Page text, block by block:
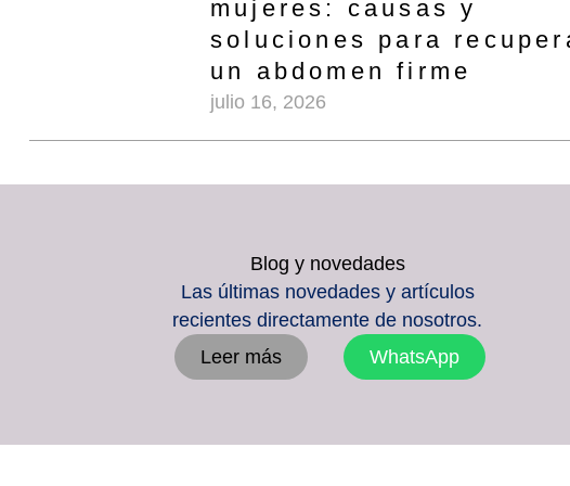
mujeres: causas y
soluciones para
un abdomen firme
julio 16, 2026
Blog y novedades
Las últimas novedades y artículos
recientes directamente de nosotros.
Leer más
WhatsApp